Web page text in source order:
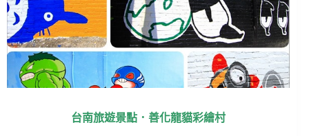
台南旅遊景點．善化龍貓彩繪村